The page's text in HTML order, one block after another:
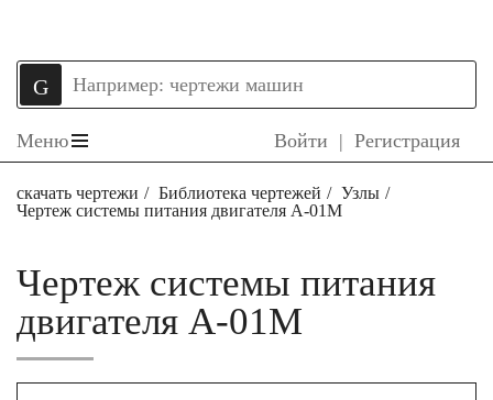
Меню Войти | Регистрация
скачать чертежи Библиотека чертежей
Узлы
Чертеж системы питания двигателя А-01М
Чертеж системы питания
двигателя А-01М